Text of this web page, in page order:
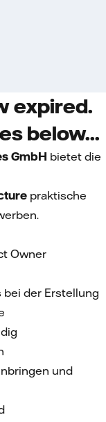
expired.
below...
GmbH bietet die
praktische
Owner
der Erstellung
und